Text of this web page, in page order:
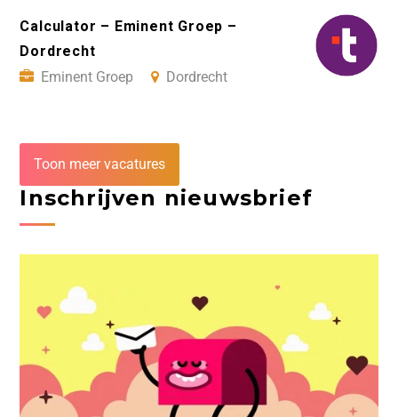
Calculator – Eminent Groep –
Dordrecht
Eminent Groep
Dordrecht
Toon meer vacatures
Inschrijven nieuwsbrief